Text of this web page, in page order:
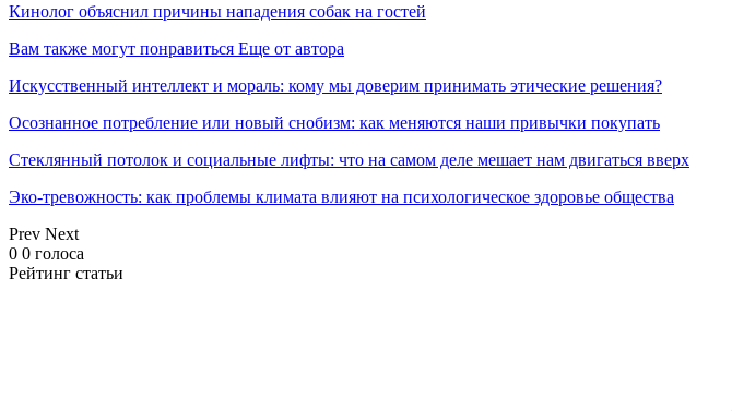
Кинолог объяснил причины нападения собак на гостей
Вам также могут понравиться Еще от автора
Искусственный интеллект и мораль: кому мы доверим принимать этические решения?
Осознанное потребление или новый снобизм: как меняются наши привычки покупать
Стеклянный потолок и социальные лифты: что на самом деле мешает нам двигаться вверх
Эко-тревожность: как проблемы климата влияют на психологическое здоровье общества
Prev Next
0 0 голоса
Рейтинг статьи